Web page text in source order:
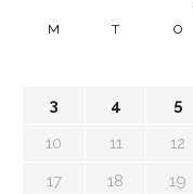
M T O
3
4 5
10
11 12
17
18 19